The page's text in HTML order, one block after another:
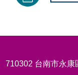
710302 台南市永康